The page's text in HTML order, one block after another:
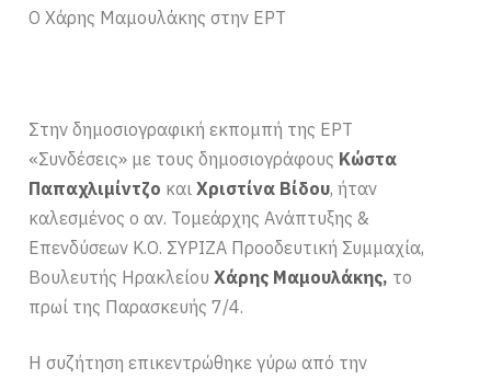
Ο Χάρης Μαμουλάκης στην ΕΡΤ
Στην δημοσιογραφική εκπομπή της ΕΡΤ
«Συνδέσεις» με τους δημοσιογράφους Κώστα
Παπαχλιμίντζο καιΧριστίνα Βίδου, ήταν
καλεσμένος ο αν. Τομεάρχης Ανάπτυξης &
Επενδύσεων Κ.Ο. ΣΥΡΙΖΑ Προοδευτική Συμμαχία,
Βουλευτής ΗρακλείουΧάρης Μαμουλάκης, το
πρωί της Παρασκευής 7/4.
Η συζήτηση επικεντρώθηκε γύρω από την